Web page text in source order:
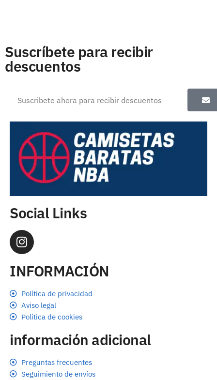
Suscríbete para recibir
descuentos
Social Links
INFORMACIÓN
Política de privacidad
Aviso legal
Política de cookies
información adicional
Preguntas frecuentes
Seguimiento de envíos